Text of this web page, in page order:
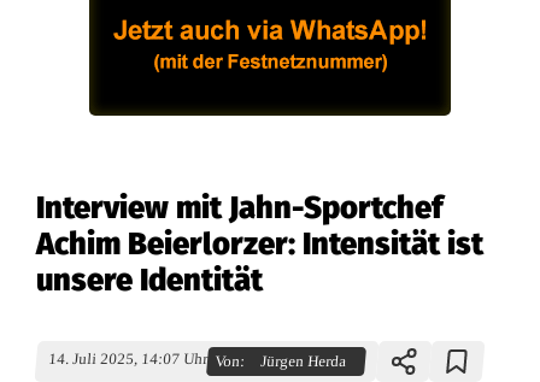
Interview mit Jahn-Sportchef
Achim Beierlorzer: Intensität ist
unsere Identität
14. Juli 2025, 14:07 Uhr Von: Jürgen Herda